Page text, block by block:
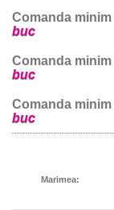
Comanda minim
buc
Comanda minim
buc
Comanda minim
buc
Marimea: